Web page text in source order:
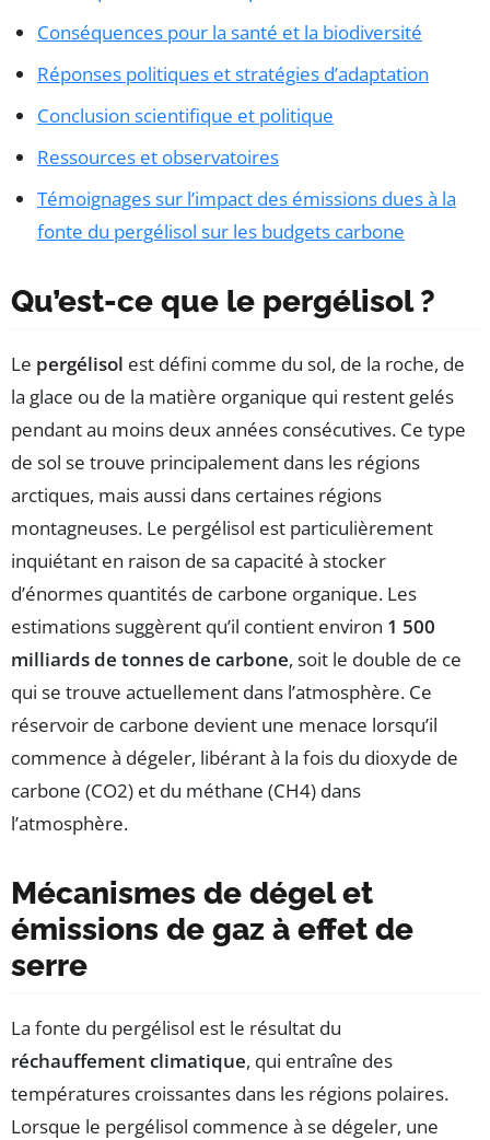
Conséquences pour la santé et la biodiversité
Réponses politiques et stratégies d’adaptation
Conclusion scientifique et politique
Ressources et observatoires
Témoignages sur l’impact des émissions dues à la
fonte du pergélisol sur les budgets carbone
Qu’est-ce que le pergélisol ?
Le pergélisol est défini comme du sol, de la roche, de
la glace ou de la matière organique qui restent gelés
pendant au moins deux années consécutives. Ce type
de sol se trouve principalement dans les régions
arctiques, mais aussi dans certaines régions
montagneuses. Le pergélisol est particulièrement
inquiétant en raison de sa capacité à stocker
d’énormes quantités de carbone organique. Les
estimations suggèrent qu’il contient environ 1 500
milliards de tonnes de carbone, soit le double de ce
qui se trouve actuellement dans l’atmosphère. Ce
réservoir de carbone devient une menace lorsqu’il
commence à dégeler, libérant à la fois du dioxyde de
carbone (CO2) et du méthane (CH4) dans
l’atmosphère.
Mécanismes de dégel et
émissions de gaz à effet de
serre
La fonte du pergélisol est le résultat du
réchauffement climatique, qui entraîne des
températures croissantes dans les régions polaires.
Lorsque le pergélisol commence à se dégeler, une